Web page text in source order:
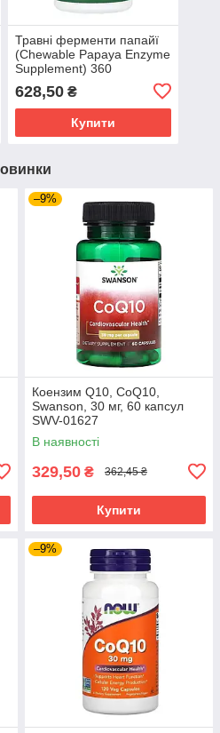
Травні ферменти папайї
(Chewable Papaya Enzyme
Supplement) 360
жувальних таблеток NAP-
04462EXP
628,50₴
Купити
–9%
Коензим Q10, CoQ10,
Swanson, 30 мг, 60 капсул
SWV-01627
В наявності
329,50 ₴ 362,45 ₴
Купити
–9%